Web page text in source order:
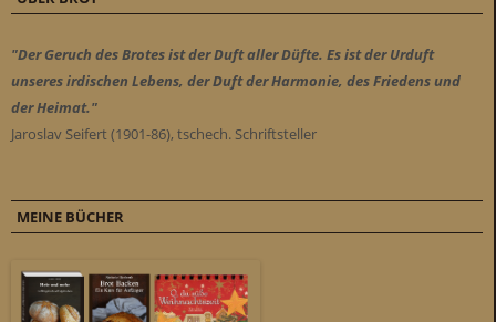
"Der Geruch des Brotes ist der Duft aller Düfte. Es ist der Urduft
unseres irdischen Lebens, der Duft der Harmonie, des Friedens und
der Heimat."
Jaroslav Seifert (1901-86), tschech. Schriftsteller
MEINE BÜCHER